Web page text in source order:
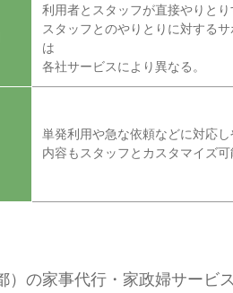
利用者とスタッフが直接やりとり
スタッフとのやりとりに対するサ
は
各社サービスにより異なる。
単発利用や急な依頼などに対応し
内容もスタッフとカスタマイズ可
）の家事代行・家政婦サービ